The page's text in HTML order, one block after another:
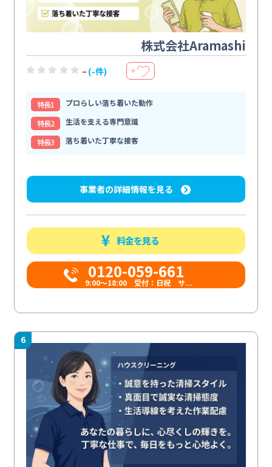
株式会社Aramashi
- (-件) ＋
特⻑1
プロらしい落ち着いた動作
特⻑2
生活を支える専門意識
特⻑3
落ち着いた丁寧な接客
事業者の詳細情報を見る
料金を見る
0120-059-661
9:00〜18:00 受付：日祝 サ...
6